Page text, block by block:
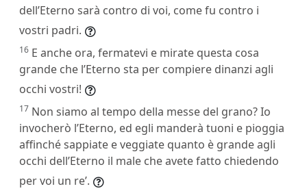
dell’Eterno sarà contro di voi, come fu contro i
vostri padri.
16 E anche ora, fermatevi e mirate questa cosa
grande che l’Eterno sta per compiere dinanzi agli
occhi vostri!
17 Non siamo al tempo della messe del grano? Io
invocherò l’Eterno, ed egli manderà tuoni e pioggia
affinché sappiate e veggiate quanto è grande agli
occhi dell’Eterno il male che avete fatto chiedendo
per voi un re’.